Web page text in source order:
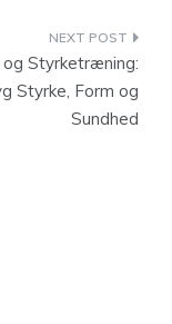
og Styrketræning:
Styrke, Form og
Sundhed